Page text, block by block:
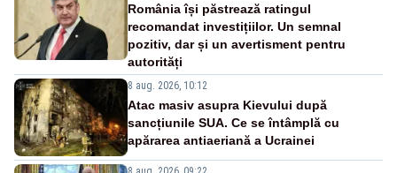
România își păstrează ratingul
recomandat investițiilor. Un semnal
pozitiv, dar și un avertisment pentru
autorități
8 aug. 2026, 10:12
Atac masiv asupra Kievului după
sancțiunile SUA. Ce se întâmplă cu
apărarea antiaeriană a Ucrainei